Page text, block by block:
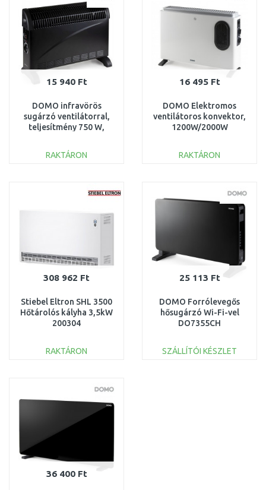
15 940 Ft
DOMO infravörös
sugárzó ventilátorral,
teljesítmény 750 W,
DO7350CH
RAKTÁRON
Összehasonlítás
16 495 Ft
DOMO Elektromos
ventilátoros konvektor,
1200W/2000W
RAKTÁRON
Összehasonlítás
308 962 Ft
Stiebel Eltron SHL 3500
Hőtárolós kályha 3,5kW
200304
RAKTÁRON
Összehasonlítás
25 113 Ft
DOMO Forrólevegős
hősugárzó Wi-Fi-vel
DO7355CH
SZÁLLÍTÓI KÉSZLET
36 400 Ft